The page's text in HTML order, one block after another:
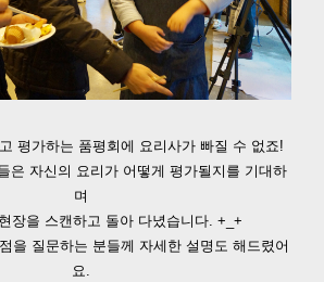
평가하는 품평회에 요리사가 빠질 수 없죠!
은 자신의 요리가 어떻게 평가될지를 기대하
며
장을 스캔하고 돌아 다녔습니다. +_+
을 질문하는 분들께 자세한 설명도 해드렸어
요.